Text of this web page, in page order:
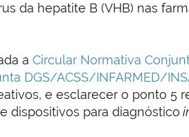
da hepatite B (VHB) nas
a Circular Normativa
DGS/ACSS/INFARMED/
e esclarecer o ponto 5
dispositivos para diagnóstico